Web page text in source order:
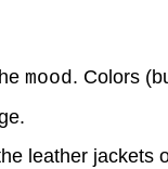
mood. Colors
leather